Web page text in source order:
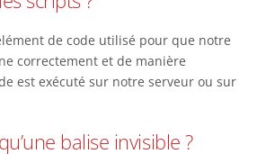
de code utilisé pour que notre
correctement et de manière
est exécuté sur notre serveur ou sur
balise invisible ?